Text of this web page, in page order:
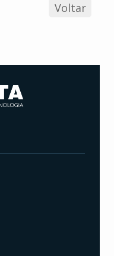
Voltar